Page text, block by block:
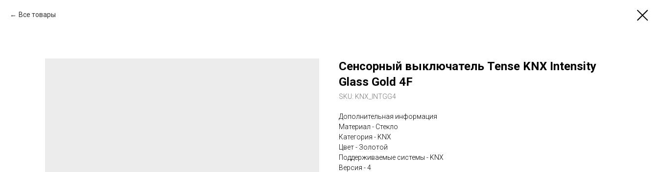
Все товары
Сенсорный выключатель Tense KNX Intensity
Glass Gold 4F
SKU: KNX_INTGG4
Дополнительная информация
Материал - Стекло
Категория - KNX
Цвет - Золотой
Поддерживаемые системы - KNX
Версия - 4